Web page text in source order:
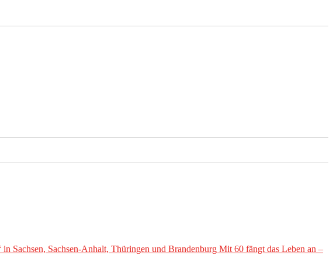
Sachsen-Anhalt, Thüringen und Brandenburg Mit 60 fängt das Leben an –